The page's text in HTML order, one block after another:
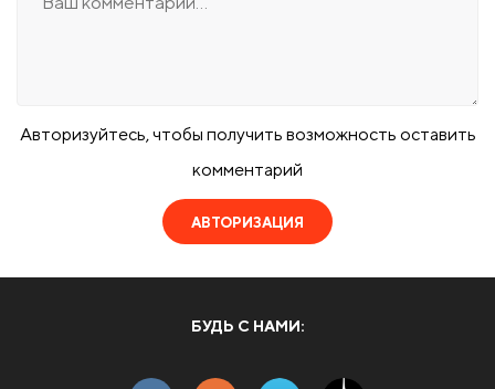
Авторизуйтесь, чтобы получить возможность оставить
комментарий
АВТОРИЗАЦИЯ
БУДЬ С НАМИ: